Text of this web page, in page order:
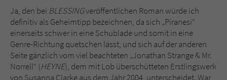
Ja, den bei BLESSINGveröffentlichen Roman würde ich
definitiv als Geheimtipp bezeichnen, da sich „Piranesi“
einerseits schwer in eine Schublade und somit in eine
Genre-Richtung quetschen lässt, und sich auf der anderen
Seite gänzlich vom viel beachteten „Jonathan Strange & Mr.
Norrell“ (HEYNE), dem mit Lob überschütteten Erstlingswerk
von Susanna Clarke aus dem Jahr 2004, unterscheidet. War